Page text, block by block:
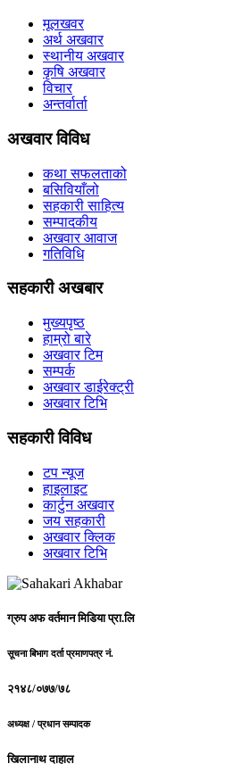
मूलखवर
अर्थ अखवार
स्थानीय अखवार
कृषि अखवार
विचार
अन्तर्वार्ता
अखवार विविध
कथा सफलताको
बसिवियाँलो
सहकारी साहित्य
सम्पादकीय
अखवार आवाज
गतिविधि
सहकारी अखबार
मुख्यपृष्ठ
हाम्रो बारे
अखवार टिम
सम्पर्क
अखवार डाईरेक्ट्री
अखवार टिभि
सहकारी विविध
टप न्यूज
हाइलाइट
कार्टुन अखवार
जय सहकारी
अखवार क्लिक
अखवार टिभि
ग्रुप अफ वर्तमान मिडिया प्रा.लि
सूचना बिभाग दर्ता प्रमाणपत्र नं.
२१४८/०७७/७८
अध्यक्ष / प्रधान सम्पादक
खिलानाथ दाहाल